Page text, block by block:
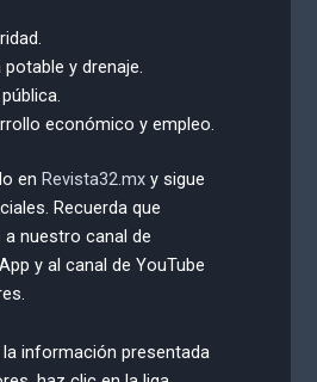
potable y drenaje.
económico y empleo.
enRevista32.mx y sigue
Recuerda que
nuestro canal de
y al canal de YouTube
información presentada